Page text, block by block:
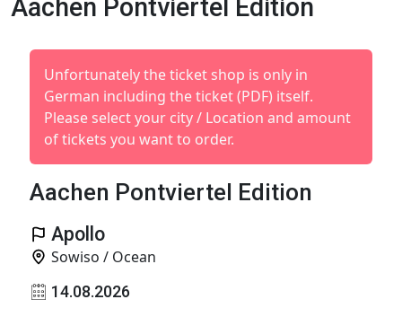
Aachen Pontviertel Edition
Unfortunately the ticket shop is only in
German including the ticket (PDF) itself.
Please select your city / Location and amount
of tickets you want to order.
Aachen Pontviertel Edition
Apollo
Sowiso / Ocean
14.08.2026